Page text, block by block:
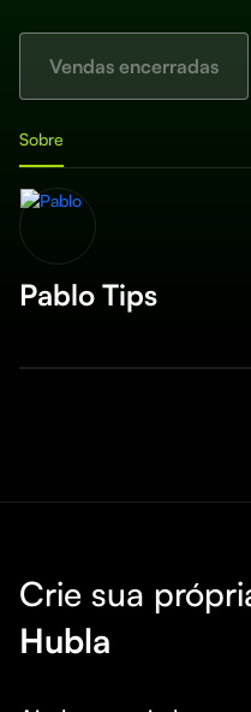
Vendas encerradas
Sobre
Pablo Tips
Crie sua
Hubla